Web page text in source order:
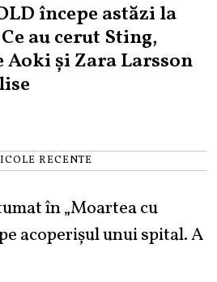
începe astăzi la
au cerut Sting,
Aoki și Zara Larsson
RECENTE
în „Moartea cu
acoperișul unui spital. A